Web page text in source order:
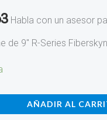
Habla con un asesor
de 9″ R-Series
AÑADIR AL